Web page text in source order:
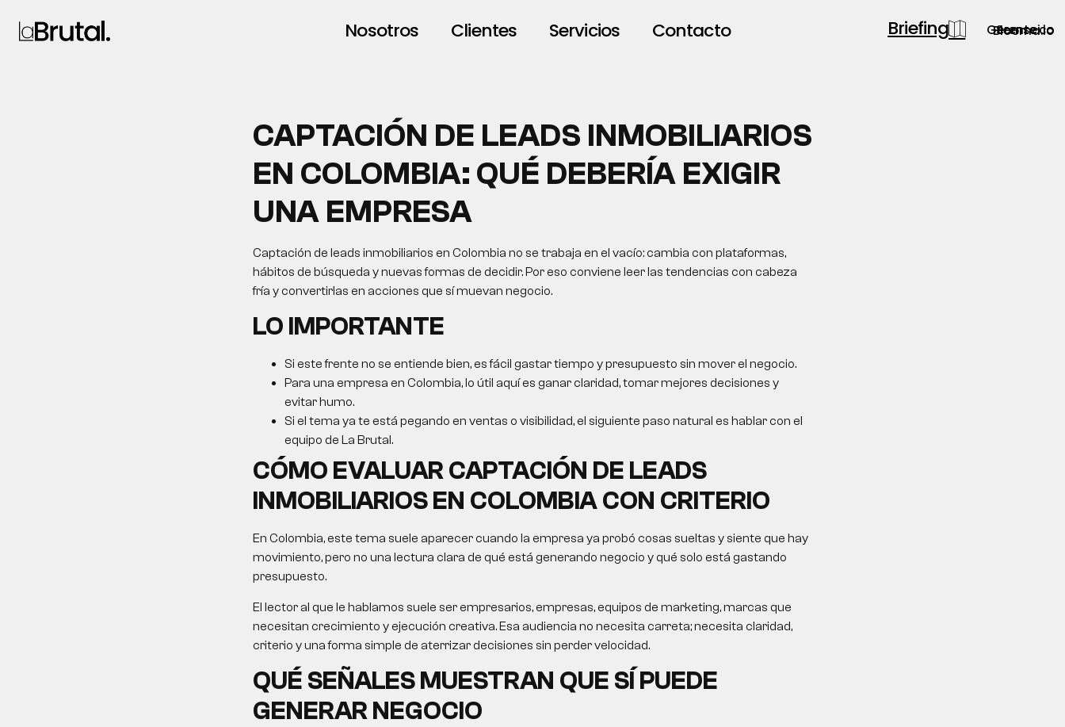
Nosotros Clientes Servicios Contacto Briefing Blooma.io
Semsei.io
Gerente.co
CAPTACIÓN DE LEADS INMOBILIARIOS
EN COLOMBIA: QUÉ DEBERÍA EXIGIR
UNA EMPRESA
Captación de leads inmobiliarios en Colombia no se trabaja en el vacío: cambia con plataformas,
hábitos de búsqueda y nuevas formas de decidir. Por eso conviene leer las tendencias con cabeza
fría y convertirlas en acciones que sí muevan negocio.
LO IMPORTANTE
Si este frente no se entiende bien, es fácil gastar tiempo y presupuesto sin mover el negocio.
Para una empresa en Colombia, lo útil aquí es ganar claridad, tomar mejores decisiones y
evitar humo.
Si el tema ya te está pegando en ventas o visibilidad, el siguiente paso natural es hablar con el
equipo de La Brutal.
CÓMO EVALUAR CAPTACIÓN DE LEADS
INMOBILIARIOS EN COLOMBIA CON CRITERIO
En Colombia, este tema suele aparecer cuando la empresa ya probó cosas sueltas y siente que hay
movimiento, pero no una lectura clara de qué está generando negocio y qué solo está gastando
presupuesto.
El lector al que le hablamos suele ser empresarios, empresas, equipos de marketing, marcas que
necesitan crecimiento y ejecución creativa. Esa audiencia no necesita carreta; necesita claridad,
criterio y una forma simple de aterrizar decisiones sin perder velocidad.
QUÉ SEÑALES MUESTRAN QUE SÍ PUEDE
GENERAR NEGOCIO